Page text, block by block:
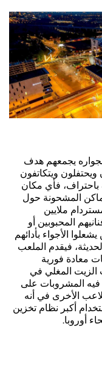
يجمعهم هدف
ويتكاتفون
فأي مكان
المشحونة حول
ملايين
المحبوبين أو
الأجواء بأدائهم
فيقدم الملعب
معادة فورية
المغلي في
فيه المشروبات على
الأخرى في أنه
أكبر نظام تخزين
أوروبا.